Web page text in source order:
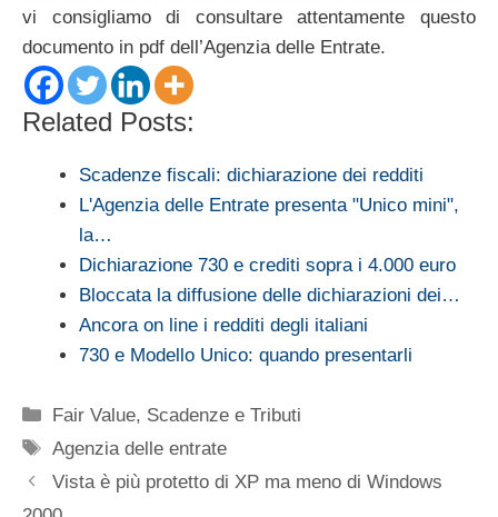
vi consigliamo di consultare attentamente questo
documento in pdf dell’Agenzia delle Entrate.
Related Posts:
Scadenze fiscali: dichiarazione dei redditi
L'Agenzia delle Entrate presenta "Unico mini",
la…
Dichiarazione 730 e crediti sopra i 4.000 euro
Bloccata la diffusione delle dichiarazioni dei…
Ancora on line i redditi degli italiani
730 e Modello Unico: quando presentarli
Categorie
Fair Value, Scadenze e Tributi
Tag
Agenzia delle entrate
Vista è più protetto di XP ma meno di Windows